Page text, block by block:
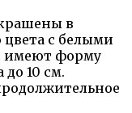
в
с белыми
имеют форму
10 см.